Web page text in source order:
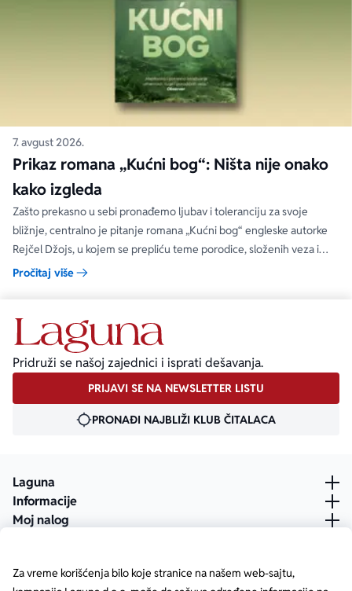
Za vreme korišćenja bilo koje stranice na našem web-sajtu,
7. avgust 2026.
Prikaz romana „Kućni bog“: Ništa nije onako
kako izgleda
Zašto prekasno u sebi pronađemo ljubav i toleranciju za svoje
bližnje, centralno je pitanje romana „Kućni bog“ engleske autorke
Rejčel Džojs, u kojem se prepliću teme porodice, složenih veza i
umetnosti.
Pročitaj više
Pridruži se našoj zajednici i isprati dešavanja.
PRIJAVI SE NA NEWSLETTER LISTU
PRONAĐI NAJBLIŽI KLUB ČITALACA
Laguna
Informacije
Moj nalog